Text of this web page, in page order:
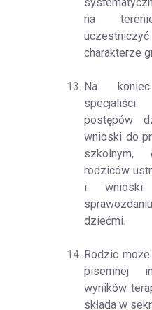
na
charakterze
Na
postępów
wnioski do
rodziców
i
dziećmi.
Rodzic
pisemnej
wyników
składa w